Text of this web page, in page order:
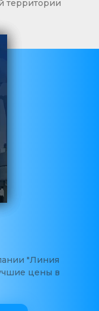
территории
"Линия
цены в